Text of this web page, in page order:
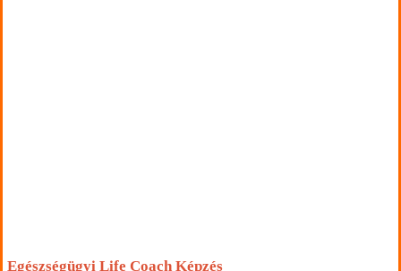
Egészségügyi Life Coach Képzés